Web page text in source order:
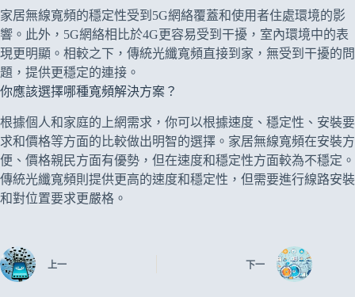
家居無線寬頻的穩定性受到5G網絡覆蓋和使用者住處環境的影
響。此外，5G網絡相比於4G更容易受到干擾，室內環境中的表
現更明顯。相較之下，傳統光纖寬頻直接到家，無受到干擾的問
題，提供更穩定的連接。
你應該選擇哪種寬頻解決方案？
根據個人和家庭的上網需求，你可以根據速度、穩定性、安裝要
求和價格等方面的比較做出明智的選擇。家居無線寬頻在安裝方
便、價格親民方面有優勢，但在速度和穩定性方面較為不穩定。
傳統光纖寬頻則提供更高的速度和穩定性，但需要進行線路安裝
和對位置要求更嚴格。
上一 下一